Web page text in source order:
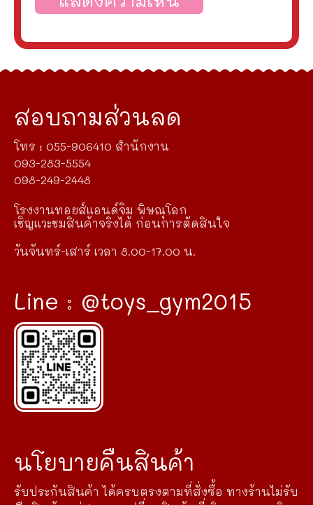
สอบถามส่วนลด
โทร : 055-906410 สำนักงาน
093-283-5554
098-249-2448
โรงงานทอยส์แอนด์จิม พิษณุโลก
เชิญแวะชมสินค้าจริงได้ ก่อนการตัดสินใจ
วันจันทร์-เสาร์ เวลา 8.00-17.00 น.
Line : @toys_gym2015
นโยบายคืนสินค้า
รับประกันสินค้า ได้ครบตรงตามที่สั่งซื้อ ทางร้านไม่รับ